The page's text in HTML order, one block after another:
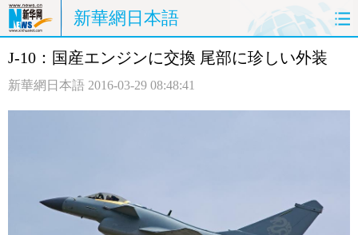
新華網日本語
ホームページ 政治 経済
J-10：国産エンジンに交換 尾部に珍しい外装
新華網日本語 2016-03-29 08:48:41